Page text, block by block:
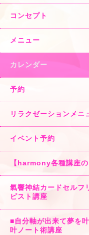
コンセプト
メニュー
カレンダー
予約
リラクゼーションメニ
イベント予約
【harmony各種講座の
氣響神結カードセルフ
ピスト講座
■自分軸が出来て夢を
叶ノート術講座